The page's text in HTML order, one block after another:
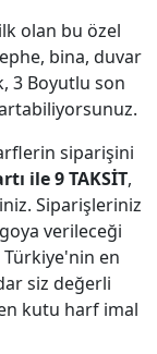
olan bu özel
bina, duvar
3 Boyutlu son
siparişini
ile 9 TAKSİT,
Siparişleriniz
verileceği
Türkiye'nin en
siz değerli
kutu harf imal